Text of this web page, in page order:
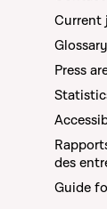
Current
Glossary
Press
des
Guide